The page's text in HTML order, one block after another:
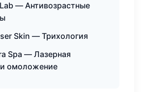
— Антивозрастные
Skin — Трихология
Spa — Лазерная
омоложение